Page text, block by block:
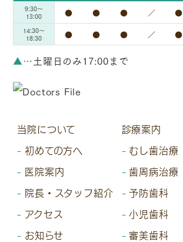
9:30～
13:00
● ● ● ／ ●
14:30～
18:30
● ● ● ／ ●
▲…土曜日のみ17:00まで
当院について
初めての方へ
医院案内
院長・スタッフ紹介
アクセス
お知らせ
診療案内
むし歯治療
歯周病治療
予防歯科
小児歯科
審美歯科